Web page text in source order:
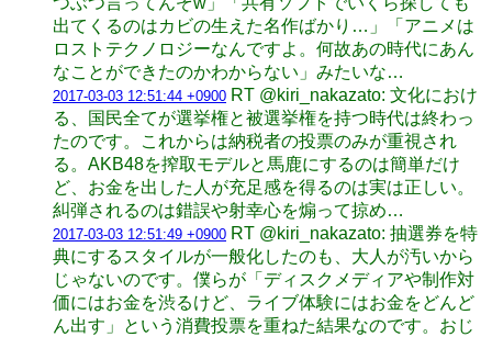
出てくるのはカビの生えた名作ばかり…」「アニメは
ロストテクノロジーなんですよ。何故あの時代にあん
なことができたのかわからない」みたいな…
2017-03-03 12:51:44 +0900 RT @kiri_nakazato: 文化におけ
る、国民全てが選挙権と被選挙権を持つ時代は終わっ
たのです。これからは納税者の投票のみが重視され
る。AKB48を搾取モデルと馬鹿にするのは簡単だけ
ど、お金を出した人が充足感を得るのは実は正しい。
糾弾されるのは錯誤や射幸心を煽って掠め…
2017-03-03 12:51:49 +0900 RT @kiri_nakazato: 抽選券を特
典にするスタイルが一般化したのも、大人が汚いから
じゃないのです。僕らが「ディスクメディアや制作対
価にはお金を渋るけど、ライブ体験にはお金をどんど
ん出す」という消費投票を重ねた結果なのです。おじ